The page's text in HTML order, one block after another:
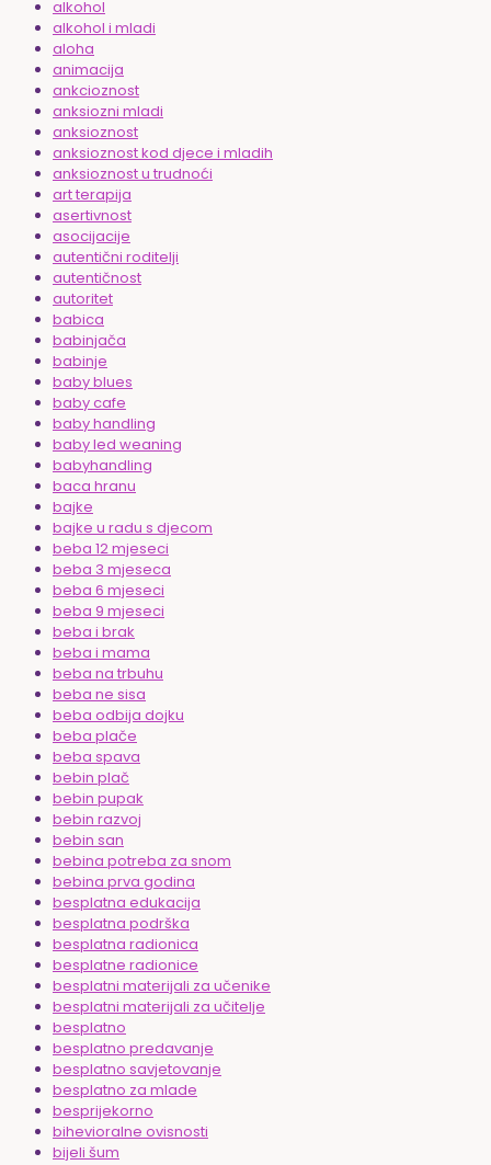
alkohol
alkohol i mladi
aloha
animacija
ankcioznost
anksiozni mladi
anksioznost
anksioznost kod djece i mladih
anksioznost u trudnoći
art terapija
asertivnost
asocijacije
autentični roditelji
autentičnost
autoritet
babica
babinjača
babinje
baby blues
baby cafe
baby handling
baby led weaning
babyhandling
baca hranu
bajke
bajke u radu s djecom
beba 12 mjeseci
beba 3 mjeseca
beba 6 mjeseci
beba 9 mjeseci
beba i brak
beba i mama
beba na trbuhu
beba ne sisa
beba odbija dojku
beba plače
beba spava
bebin plač
bebin pupak
bebin razvoj
bebin san
bebina potreba za snom
bebina prva godina
besplatna edukacija
besplatna podrška
besplatna radionica
besplatne radionice
besplatni materijali za učenike
besplatni materijali za učitelje
besplatno
besplatno predavanje
besplatno savjetovanje
besplatno za mlade
besprijekorno
bihevioralne ovisnosti
bijeli šum